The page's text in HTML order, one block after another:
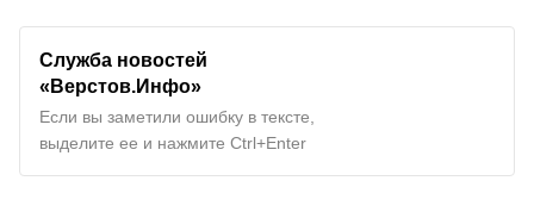
Служба новостей
«Верстов.Инфо»
Если вы заметили ошибку в тексте,
выделите ее и нажмите Ctrl+Enter